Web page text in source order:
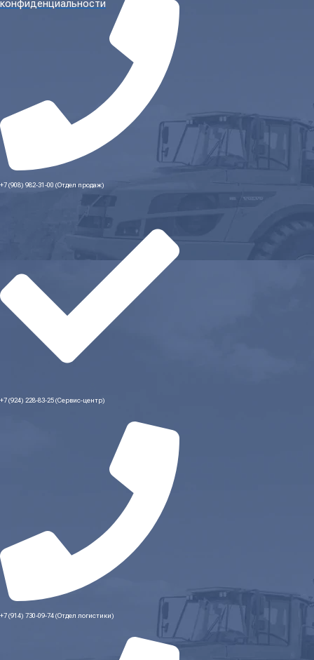
конфиденциальности
+7 (908) 982-31-00 (Отдел продаж)
+7 (924) 228-83-25 (Сервис-центр)
+7 (914) 730-09-74 (Отдел логистики)